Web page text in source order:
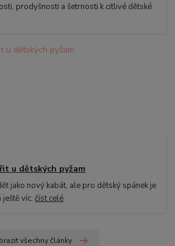
prodyšnosti a šetrnosti k citlivé dětské
u dětských pyžam
jako nový kabát, ale pro dětský spánek je
ještě víc.číst celé
všechny články